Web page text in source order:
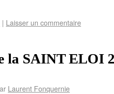
| Laisser un commentaire
la SAINT ELOI
Laurent Fonquernie